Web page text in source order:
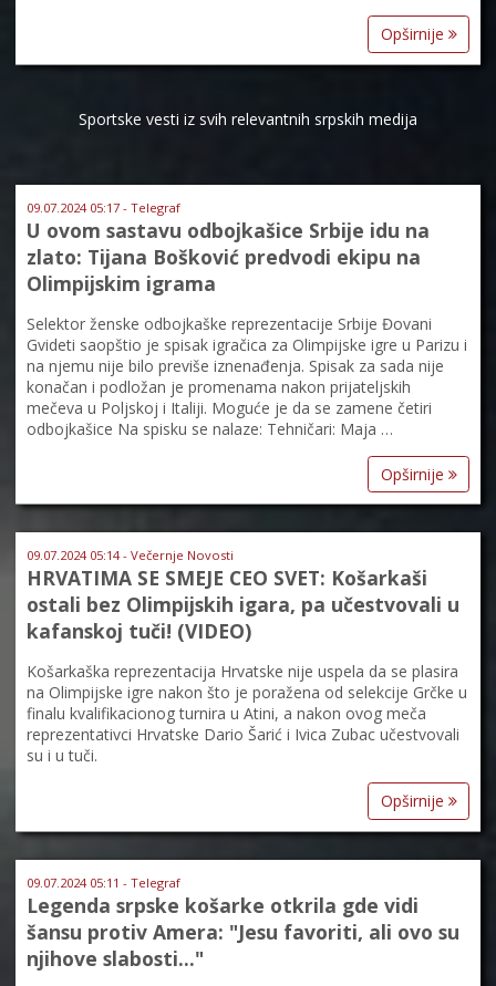
Opširnije
Sportske vesti iz svih relevantnih srpskih medija
09.07.2024 05:17 - Telegraf
U ovom sastavu odbojkašice Srbije idu na
zlato: Tijana Bošković predvodi ekipu na
Olimpijskim igrama
Selektor ženske odbojkaške reprezentacije Srbije Đovani
Gvideti saopštio je spisak igračica za Olimpijske igre u Parizu i
na njemu nije bilo previše iznenađenja. Spisak za sada nije
konačan i podložan je promenama nakon prijateljskih
mečeva u Poljskoj i Italiji. Moguće je da se zamene četiri
odbojkašice Na spisku se nalaze: Tehničari: Maja …
Opširnije
09.07.2024 05:14 - Večernje Novosti
HRVATIMA SE SMEJE CEO SVET: Košarkaši
ostali bez Olimpijskih igara, pa učestvovali u
kafanskoj tuči! (VIDEO)
Košarkaška reprezentacija Hrvatske nije uspela da se plasira
na Olimpijske igre nakon što je poražena od selekcije Grčke u
finalu kvalifikacionog turnira u Atini, a nakon ovog meča
reprezentativci Hrvatske Dario Šarić i Ivica Zubac učestvovali
su i u tuči.
Opširnije
09.07.2024 05:11 - Telegraf
Legenda srpske košarke otkrila gde vidi
šansu protiv Amera: "Jesu favoriti, ali ovo su
njihove slabosti..."